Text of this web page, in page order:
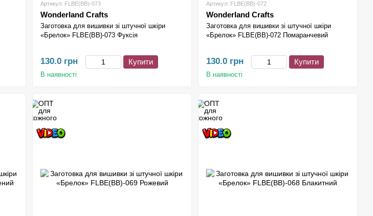
Артикул: FLBE(BB)-073
Wonderland Crafts
Заготовка для вишивки зі штучної шкіри
«Брелок» FLBE(BB)-073 Фуксія
130.0 грн Купити
В наявності
Артикул: FLBE(BB)-072
Wonderland Crafts
Заготовка для вишивки зі штучної шкіри
«Брелок» FLBE(BB)-072 Помаранчевий
130.0 грн Купити
В наявності